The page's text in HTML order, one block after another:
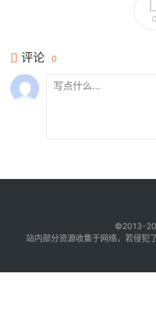
0
评论 0
©2013-
站内部分资源收集于网络，若侵犯